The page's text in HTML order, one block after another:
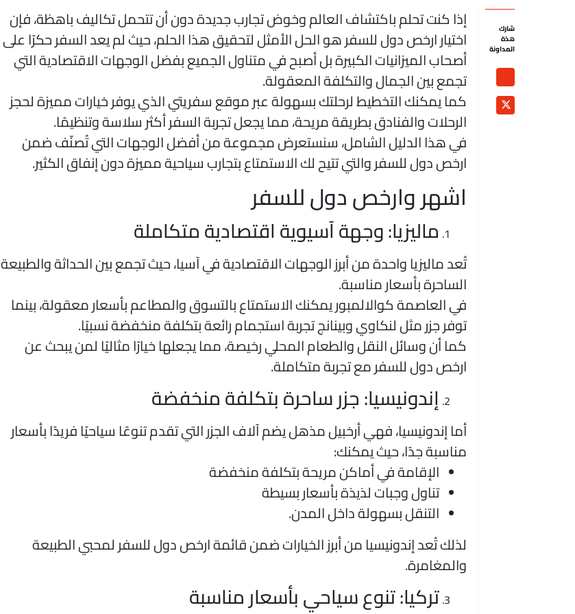
شارك
هذة
المداونة
إذا كنت تحلم باكتشاف العالم وخوض تجارب جديدة دون أن تتحمل تكاليف باهظة، فإن
اختيار ارخص دول للسفر هو الحل الأمثل لتحقيق هذا الحلم، حيث لم يعد السفر حكرًا على
أصحاب الميزانيات الكبيرة بل أصبح في متناول الجميع بفضل الوجهات الاقتصادية التي
تجمع بين الجمال والتكلفة المعقولة.
كما يمكنك التخطيط لرحلتك بسهولة عبر موقع سفريتي الذي يوفر خيارات مميزة لحجز
الرحلات والفنادق بطريقة مريحة، مما يجعل تجربة السفر أكثر سلاسة وتنظيمًا.
في هذا الدليل الشامل، سنستعرض مجموعة من أفضل الوجهات التي تُصنّف ضمن
ارخص دول للسفر والتي تتيح لك الاستمتاع بتجارب سياحية مميزة دون إنفاق الكثير.
اشهر وارخص دول للسفر
ماليزيا: وجهة آسيوية اقتصادية متكاملة
تُعد ماليزيا واحدة من أبرز الوجهات الاقتصادية في آسيا، حيث تجمع بين الحداثة والطبيعة
الساحرة بأسعار مناسبة.
في العاصمة كوالالمبور يمكنك الاستمتاع بالتسوق والمطاعم بأسعار معقولة، بينما
توفر جزر مثل لنكاوي وبينانج تجربة استجمام رائعة بتكلفة منخفضة نسبيًا.
كما أن وسائل النقل والطعام المحلي رخيصة، مما يجعلها خيارًا مثاليًا لمن يبحث عن
ارخص دول للسفر مع تجربة متكاملة.
إندونيسيا: جزر ساحرة بتكلفة منخفضة
أما إندونيسيا، فهي أرخبيل مذهل يضم آلاف الجزر التي تقدم تنوعًا سياحيًا فريدًا بأسعار
مناسبة جدًا، حيث يمكنك:
الإقامة في أماكن مريحة بتكلفة منخفضة
تناول وجبات لذيذة بأسعار بسيطة
التنقل بسهولة داخل المدن.
لذلك تُعد إندونيسيا من أبرز الخيارات ضمن قائمة ارخص دول للسفر لمحبي الطبيعة
والمغامرة.
تركيا: تنوع سياحي بأسعار مناسبة